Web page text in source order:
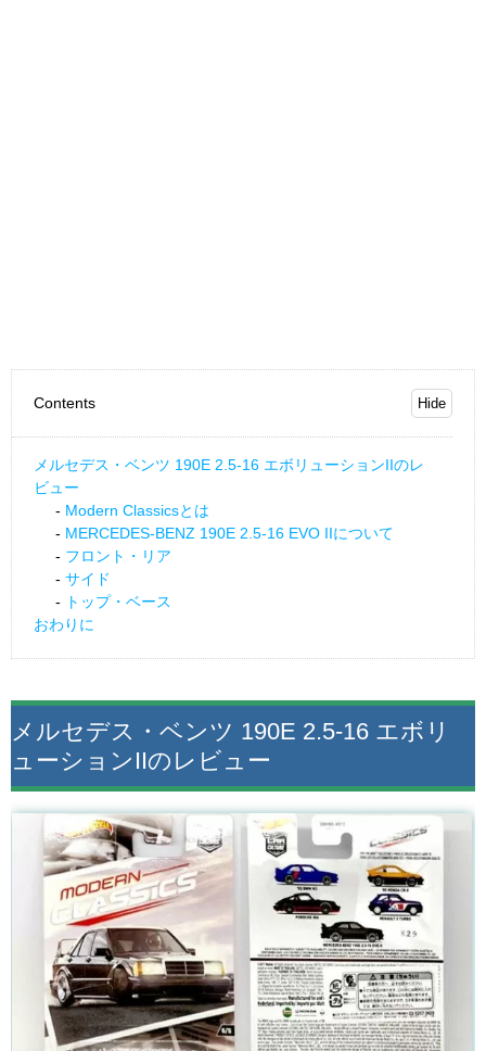
Contents
メルセデス・ベンツ 190E 2.5-16 エボリューションIIのレ
ビュー
Modern Classicsとは
MERCEDES-BENZ 190E 2.5-16 EVO IIについて
フロント・リア
サイド
トップ・ベース
おわりに
メルセデス・ベンツ 190E 2.5-16 エボリ
ューションIIのレビュー